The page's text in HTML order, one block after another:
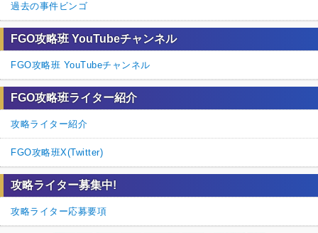
過去の事件ビンゴ
FGO攻略班 YouTubeチャンネル
FGO攻略班 YouTubeチャンネル
FGO攻略班ライター紹介
攻略ライター紹介
FGO攻略班X(Twitter)
攻略ライター募集中!
攻略ライター応募要項